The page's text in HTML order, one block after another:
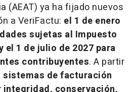
(AEAT) ya ha fijado nuevos
a VeriFactu: el 1 de enero
sujetas al Impuesto
el 1 de julio de 2027 para
contribuyentes. A partir
sistemas de facturación